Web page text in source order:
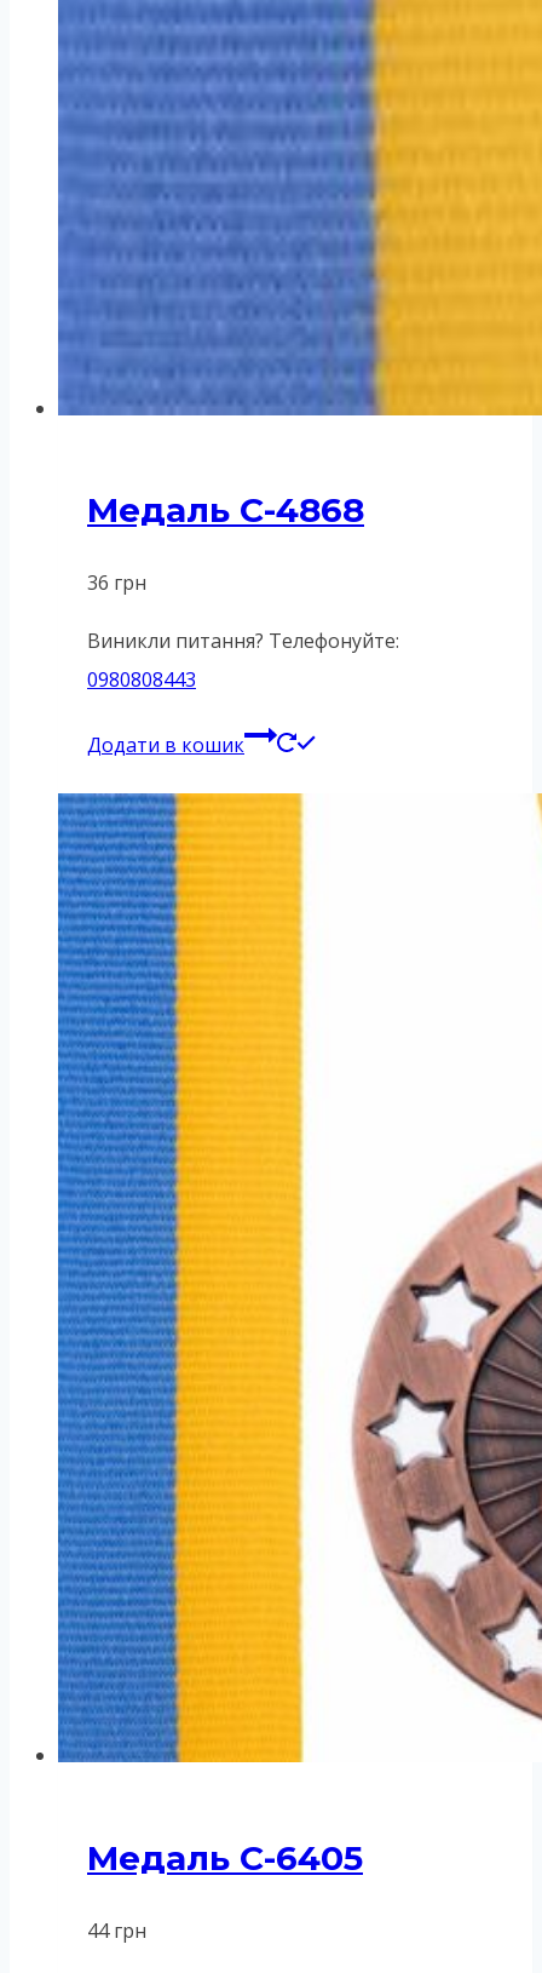
Медаль C-4868
36 грн
Виникли питання? Телефонуйте:
0980808443
Додати в кошик
Медаль C-6405
44грн